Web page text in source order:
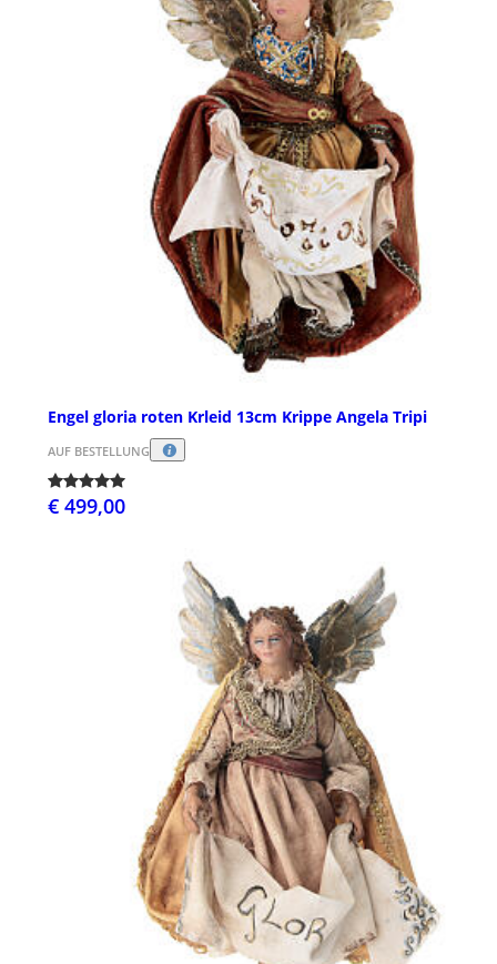
Engel gloria roten Krleid 13cm Krippe Angela Tripi
AUF BESTELLUNG
€ 499,00